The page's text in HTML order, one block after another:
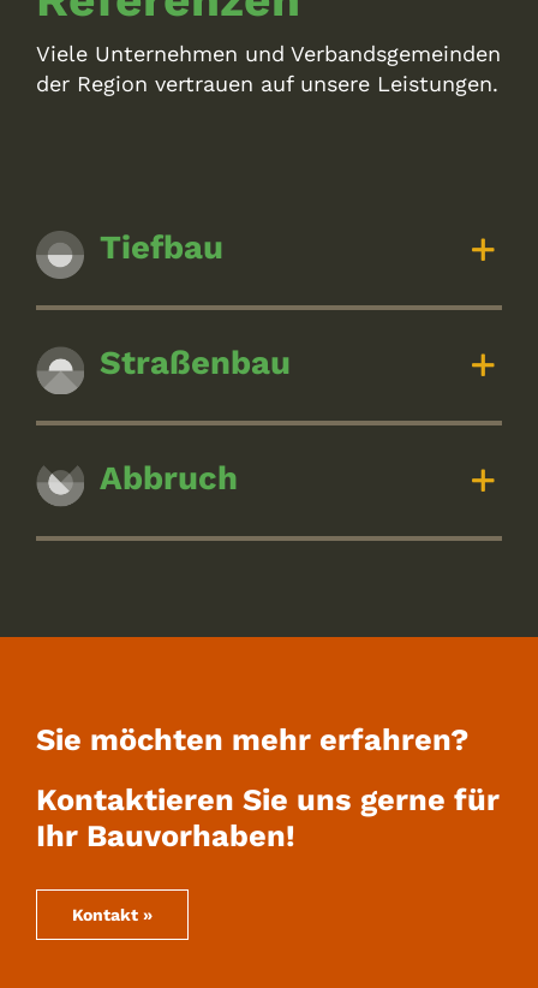
Viele Unternehmen und Verbandsgemeinden
der Region vertrauen auf unsere Leistungen.
Tiefbau
Straßenbau
Abbruch
Sie möchten mehr erfahren?
Kontaktieren Sie uns gerne für
Ihr Bauvorhaben!
Kontakt »